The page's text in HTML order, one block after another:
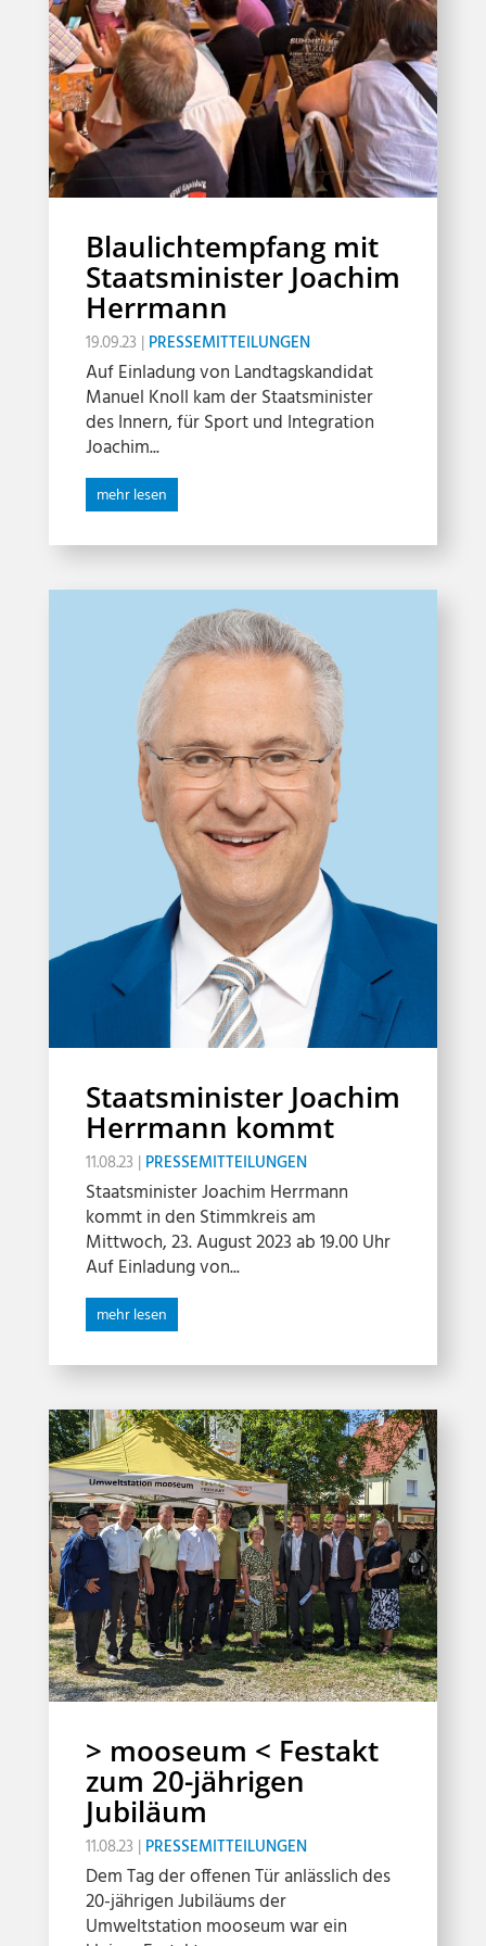
Blaulichtempfang mit
Staatsminister Joachim
Herrmann
19.09.23 | PRESSEMITTEILUNGEN
Auf Einladung von Landtagskandidat
Manuel Knoll kam der Staatsminister
des Innern, für Sport und Integration
Joachim...
mehr lesen
Staatsminister Joachim
Herrmann kommt
11.08.23 | PRESSEMITTEILUNGEN
Staatsminister Joachim Herrmann
kommt in den Stimmkreis am
Mittwoch, 23. August 2023 ab 19.00 Uhr
Auf Einladung von...
mehr lesen
> mooseum < Festakt
zum 20-jährigen
Jubiläum
11.08.23 | PRESSEMITTEILUNGEN
Dem Tag der offenen Tür anlässlich des
20-jährigen Jubiläums der
Umweltstation mooseum war ein